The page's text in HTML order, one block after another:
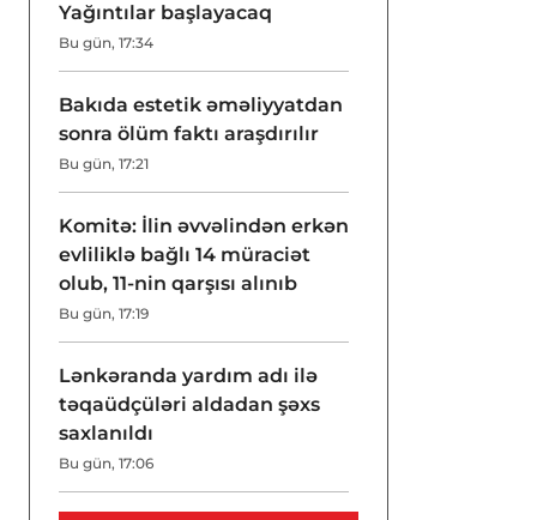
Yağıntılar başlayacaq
Bu gün, 17:34
Bakıda estetik əməliyyatdan
sonra ölüm faktı araşdırılır
Bu gün, 17:21
Komitə: İlin əvvəlindən erkən
evliliklə bağlı 14 müraciət
olub, 11-nin qarşısı alınıb
Bu gün, 17:19
Lənkəranda yardım adı ilə
təqaüdçüləri aldadan şəxs
saxlanıldı
Bu gün, 17:06